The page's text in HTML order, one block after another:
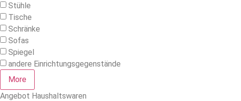
Stühle
Tische
Schränke
Sofas
Spiegel
andere Einrichtungsgegenstände
More
Angebot Haushaltswaren